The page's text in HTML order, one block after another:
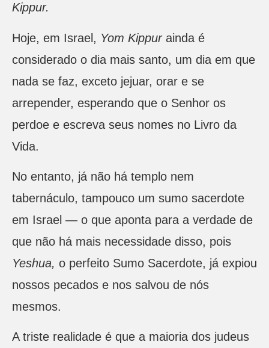
Kippur.
Hoje, em Israel, Yom Kippurainda é
considerado o dia mais santo, um dia em que
nada se faz, exceto jejuar, orar e se
arrepender, esperando que o Senhor os
perdoe e escreva seus nomes no Livro da
Vida.
No entanto, já não há templo nem
tabernáculo, tampouco um sumo sacerdote
em Israel — o que aponta para a verdade de
que não há mais necessidade disso, pois
Yeshua, o perfeito Sumo Sacerdote, já expiou
nossos pecados e nos salvou de nós
mesmos.
A triste realidade é que a maioria dos judeus